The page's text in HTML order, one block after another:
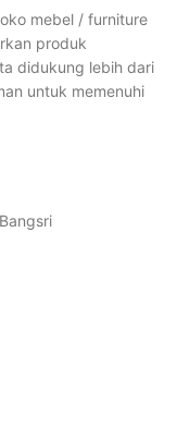
mebel / furniture
produk
didukung lebih dari
untuk memenuhi